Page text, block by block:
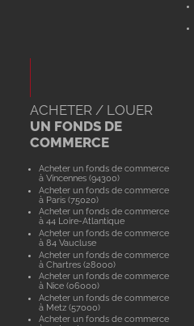
ACHETER / LOUER
UN FONDS DE
COMMERCE
Acheter un fonds de commerce
à Vincennes (94300)
Acheter un fonds de commerce
à Paris (75020)
Acheter un fonds de commerce
à 44 Loire-Atlantique
Acheter un fonds de commerce
à 84 Vaucluse
Acheter un fonds de commerce
à Chartres (28000)
Acheter un fonds de commerce
à Nice (06000)
Acheter un fonds de commerce
à Metz (57000)
Acheter un fonds de commerce